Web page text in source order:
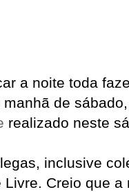
a noite toda
de
realizado neste
inclusive
Creio que